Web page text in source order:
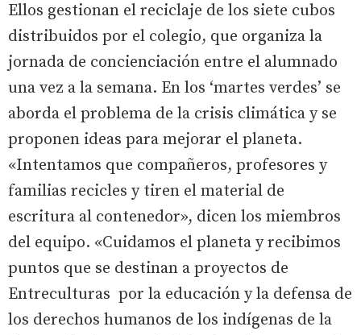
Ellos gestionan el reciclaje de los siete cubos
distribuidos por el colegio, que organiza la
jornada de concienciación entre el alumnado
una vez a la semana. En los ‘martes verdes’ se
aborda el problema de la crisis climática y se
proponen ideas para mejorar el planeta.
«Intentamos que compañeros, profesores y
familias recicles y tiren el material de
escritura al contenedor», dicen los miembros
del equipo. «Cuidamos el planeta y recibimos
puntos que se destinan a proyectos de
Entreculturas por la educación y la defensa de
los derechos humanos de los indígenas de la